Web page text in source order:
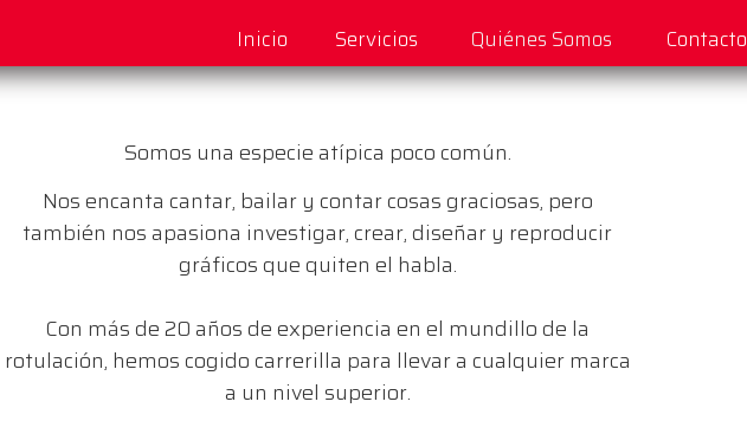
Inicio Servicios Quiénes Somos Contacto
Somos una especie atípica poco común.
Nos encanta cantar, bailar y contar cosas graciosas, pero
también nos apasiona investigar, crear, diseñar y reproducir
gráficos que quiten el habla.
Con más de 20 años de experiencia en el mundillo de la
rotulación, hemos cogido carrerilla para llevar a cualquier marca
a un nivel superior.